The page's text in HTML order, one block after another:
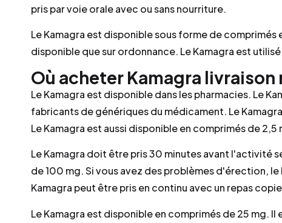
pris par voie orale avec ou sans nourriture.
Le Kamagra est disponible sous forme de
disponible que sur ordonnance. Le Kamagra est
Où acheter Kamagra livraison
Le Kamagra est disponible dans les pharmacies. Le
fabricants de génériques du médicament. Le
Le Kamagra est aussi disponible en comprimés de 2,5
Le Kamagra doit être pris 30 minutes avant l'activité
de 100 mg. Si vous avez des problèmes d'érection,
Kamagra peut être pris en continu avec un repas
Le Kamagra est disponible en comprimés de 25 mg.